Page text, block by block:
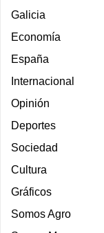
Galicia
Economía
España
Internacional
Opinión
Deportes
Sociedad
Cultura
Gráficos
Somos Agro